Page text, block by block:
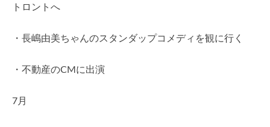
トロントへ
・長嶋由美ちゃんのスタンダップコメディを観に行く
・不動産のCMに出演
7月